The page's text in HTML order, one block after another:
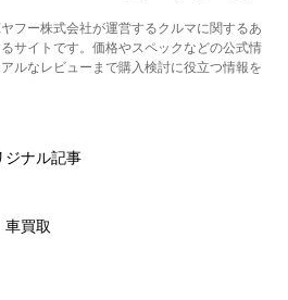
フー株式会社が運営するクルマに関するあ
サイトです。価格やスペックなどの公式情
ルなレビューまで購入検討に役立つ情報を
ジナル記事
車買取